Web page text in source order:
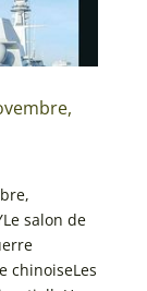
salon de
chinoiseLes